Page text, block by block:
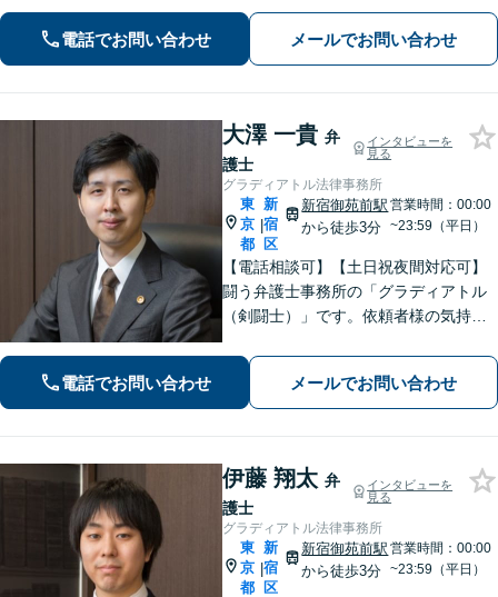
確固たるスタイルを貫きます。離婚・
刑事事件・相続など何でもご相談くだ
さい。
電話でお問い合わせ メールでお問い合わせ
大澤 一貴 弁
護士
インタビューを
見る
グラディアトル法律事務所
東
京
都
|
新
宿
区
新宿御苑前駅
から徒歩3分
営業時間：00:00
~23:59（平日）
【電話相談可】【土日祝夜間対応可】
闘う弁護士事務所の「グラディアトル
（剣闘士）」です。依頼者様の気持ち
確固たるスタイルを貫きます。離婚・
刑事事件・相続など何でもご相談くだ
さい。
電話でお問い合わせ メールでお問い合わせ
伊藤 翔太 弁
護士
インタビューを
見る
グラディアトル法律事務所
東
京
都
|
新
宿
区
新宿御苑前駅
から徒歩3分
営業時間：00:00
~23:59（平日）